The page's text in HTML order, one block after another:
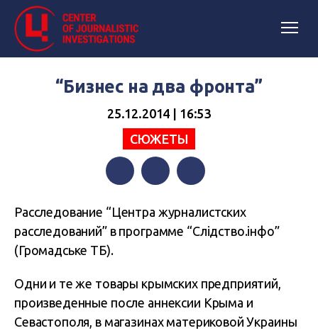
“Бизнес на два фронта”
25.12.2014 | 16:53
СЮЖЕТЫ
Расследование “Центра журналистских
расследований” в программе “Слідство.інфо”
(Громадське ТБ).
Одни и те же товары крымских предприятий,
произведенные после аннексии Крыма и
Севастополя, в магазинах материковой Украины